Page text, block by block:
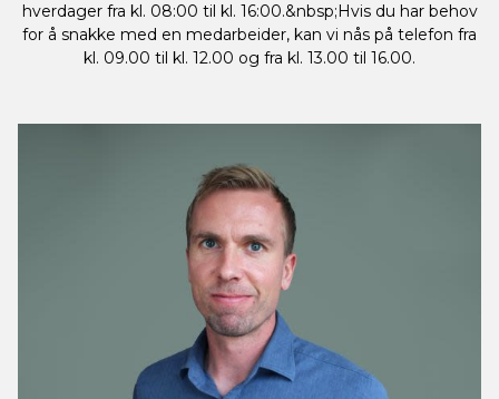
hverdager fra kl. 08:00 til kl. 16:00.&nbsp;Hvis du har behov
for å snakke med en medarbeider, kan vi nås på telefon fra
kl. 09.00 til kl. 12.00 og fra kl. 13.00 til 16.00.